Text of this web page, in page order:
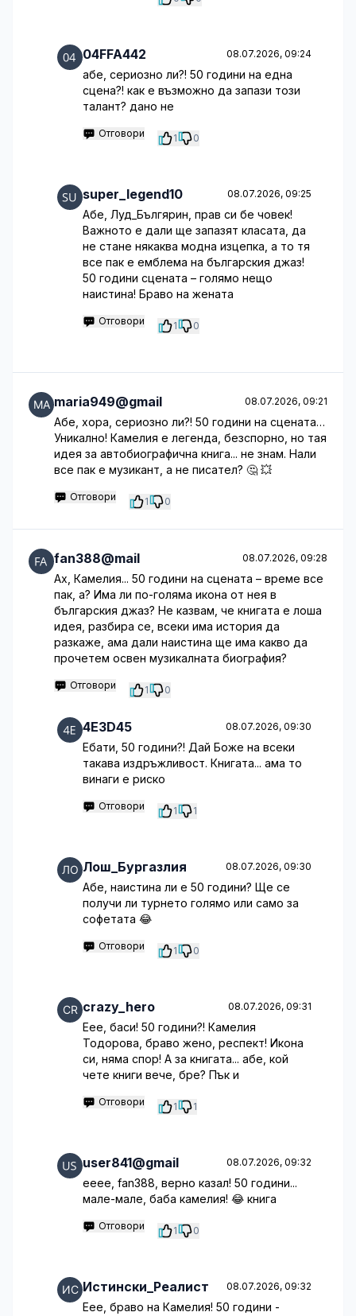
04FFA442 08.07.2026, 09:24
абе, сериозно ли?! 50 години на една
сцена?! как е възможно да запази този
талант? дано не
Отговори 1 0
super_legend10 08.07.2026, 09:25
Абе, Луд_Бългярин, прав си бе човек!
Важното е дали ще запазят класата, да
не стане някаква модна изцепка, а то тя
все пак е емблема на българския джаз!
50 години сцената – голямо нещо
наистина! Браво на жената
Отговори 1 0
maria949@gmail 08.07.2026, 09:21
Абе, хора, сериозно ли?! 50 години на сцената…
Уникално! Камелия е легенда, безспорно, но тая
идея за автобиографична книга... не знам. Нали
все пак е музикант, а не писател? 🤔 💥
Отговори 1 0
fan388@mail 08.07.2026, 09:28
Ах, Камелия... 50 години на сцената – време все
пак, а? Има ли по-голяма икона от нея в
българския джаз? Не казвам, че книгата е лоша
идея, разбира се, всеки има история да
разкаже, ама дали наистина ще има какво да
прочетем освен музикалната биография?
Отговори 1 0
4E3D45 08.07.2026, 09:30
Ебати, 50 години?! Дай Боже на всеки
такава издръжливост. Книгата... ама то
винаги е риско
Отговори 1 1
Лош_Бургазлия 08.07.2026, 09:30
Абе, наистина ли е 50 години? Ще се
получи ли турнето голямо или само за
софетата 😂
Отговори 1 0
crazy_hero 08.07.2026, 09:31
Еее, баси! 50 години?! Камелия
Тодорова, браво жено, респект! Икона
си, няма спор! А за книгата... абе, кой
чете книги вече, бре? Пък и
Отговори 1 1
user841@gmail 08.07.2026, 09:32
ееее, fan388, верно казал! 50 години...
мале-мале, баба камелия! 😂 книга
Отговори 1 0
Истински_Реалист 08.07.2026, 09:32
Еее, браво на Камелия! 50 години -